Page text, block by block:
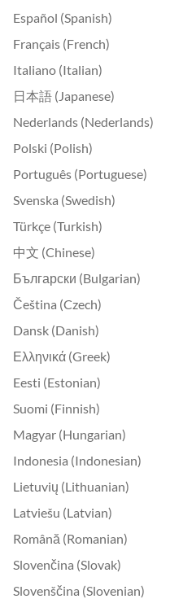
Español (Spanish)
Français (French)
Italiano (Italian)
日本語 (Japanese)
Nederlands (Nederlands)
Polski (Polish)
Português (Portuguese)
Svenska (Swedish)
Türkçe (Turkish)
中文 (Chinese)
Български (Bulgarian)
Čeština (Czech)
Dansk (Danish)
Ελληνικά (Greek)
Eesti (Estonian)
Suomi (Finnish)
Magyar (Hungarian)
Indonesia (Indonesian)
Lietuvių (Lithuanian)
Latviešu (Latvian)
Română (Romanian)
Slovenčina (Slovak)
Slovenščina (Slovenian)